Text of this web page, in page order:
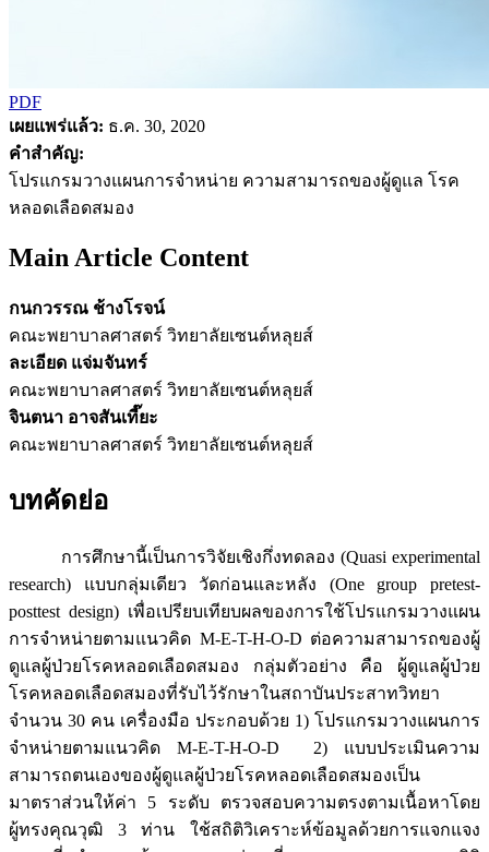
PDF
เผยแพร่แล้ว: ธ.ค. 30, 2020
คำสำคัญ:
โปรแกรมวางแผนการจำหน่าย ความสามารถของผู้ดูแล โรค
หลอดเลือดสมอง
Main Article Content
กนกวรรณ ช้างโรจน์
คณะพยาบาลศาสตร์ วิทยาลัยเซนต์หลุยส์
ละเอียด แจ่มจันทร์
คณะพยาบาลศาสตร์ วิทยาลัยเซนต์หลุยส์
จินตนา อาจสันเที๊ยะ
คณะพยาบาลศาสตร์ วิทยาลัยเซนต์หลุยส์
บทคัดย่อ
การศึกษานี้เป็นการวิจัยเชิงกึ่งทดลอง (Quasi experimental
research) แบบกลุ่มเดียว วัดก่อนและหลัง (One group pretest-
posttest design) เพื่อเปรียบเทียบผลของการใช้โปรแกรมวางแผน
การจำหน่ายตามแนวคิด M-E-T-H-O-D ต่อความสามารถของผู้
ดูแลผู้ป่วยโรคหลอดเลือดสมอง กลุ่มตัวอย่าง คือ ผู้ดูแลผู้ป่วย
โรคหลอดเลือดสมองที่รับไว้รักษาในสถาบันประสาทวิทยา
จำนวน 30 คน เครื่องมือ ประกอบด้วย 1) โปรแกรมวางแผนการ
จำหน่ายตามแนวคิด M-E-T-H-O-D 2) แบบประเมินความ
สามารถตนเองของผู้ดูแลผู้ป่วยโรคหลอดเลือดสมองเป็น
มาตราส่วนให้ค่า 5 ระดับ ตรวจสอบความตรงตามเนื้อหาโดย
ผู้ทรงคุณวุฒิ 3 ท่าน ใช้สถิติวิเคราะห์ข้อมูลด้วยการแจกแจง